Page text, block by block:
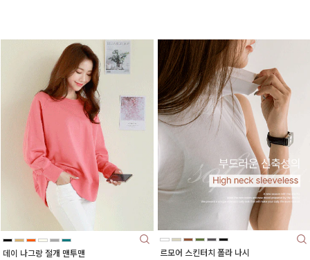
데이 나그랑 절개 맨투맨 르모어 스킨터치 폴라 나시